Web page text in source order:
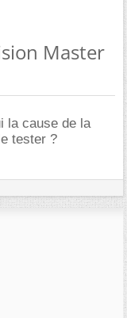
Master
la cause de la
tester ?